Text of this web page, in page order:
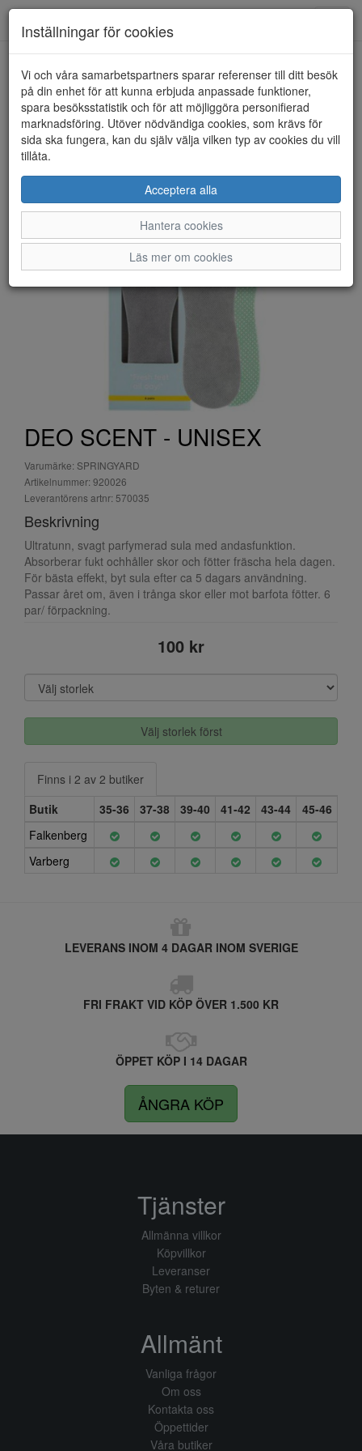
HEM SPRINGYARD
DEO SCENT - UNISEX
Varumärke: SPRINGYARD
Artikelnummer: 920026
Leverantörens artnr: 570035
Beskrivning
Ultratunn, svagt parfymerad sula med andasfunktion.
Absorberar fukt ochhåller skor och fötter fräscha hela dagen.
För bästa effekt, byt sula efter ca 5 dagars användning.
Passar året om, även i trånga skor eller mot barfota fötter. 6
par/ förpackning.
100 kr
Välj storlek först
Finns i 2 av 2 butiker
Butik
35-36 37-38 39-40 41-42 43-44
45-46
Falkenberg
Varberg
LEVERANS INOM 4 DAGAR INOM SVERIGE
FRI FRAKT VID KÖP ÖVER 1.500 KR
ÖPPET KÖP I 14 DAGAR
ÅNGRA KÖP
Inställningar för cookies
Vi och våra samarbetspartners sparar referenser till ditt besök
på din enhet för att kunna erbjuda anpassade funktioner,
spara besöksstatistik och för att möjliggöra personifierad
marknadsföring. Utöver nödvändiga cookies, som krävs för
sida ska fungera, kan du själv välja vilken typ av cookies du vill
tillåta.
Acceptera alla
Hantera cookies
Läs mer om cookies
Tjänster
Allmänna villkor
Köpvillkor
Leveranser
Byten & returer
Allmänt
Vanliga frågor
Om oss
Kontakta oss
Öppettider
Våra butiker